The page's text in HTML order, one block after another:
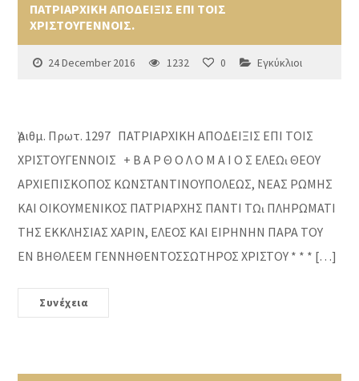
ΠΑΤΡΙΑΡΧΙΚΗ ΑΠΟΔΕΙΞΙΣ ΕΠΙ ΤΟΙΣ
ΧΡΙΣΤΟΥΓΕΝΝΟΙΣ.
24 December 2016 1232 0 Εγκύκλιοι
Ἀριθμ. Πρωτ. 1297 ΠΑΤΡΙΑΡΧΙΚΗ ΑΠΟΔΕΙΞΙΣ ΕΠΙ ΤΟΙΣ
ΧΡΙΣΤΟΥΓΕΝΝΟΙΣ + Β Α Ρ Θ Ο Λ Ο Μ Α Ι Ο Σ ΕΛΕῼ ΘΕΟΥ
ΑΡΧΙΕΠΙΣΚΟΠΟΣ ΚΩΝΣΤΑΝΤΙΝΟΥΠΟΛΕΩΣ, ΝΕΑΣ ΡΩΜΗΣ
ΚΑΙ ΟΙΚΟΥΜΕΝΙΚΟΣ ΠΑΤΡΙΑΡΧΗΣ ΠΑΝΤΙ Τῼ ΠΛΗΡΩΜΑΤΙ
ΤΗΣ ΕΚΚΛΗΣΙΑΣ ΧΑΡΙΝ, ΕΛΕΟΣ ΚΑΙ ΕΙΡΗΝΗΝ ΠΑΡΑ ΤΟΥ
ΕΝ ΒΗΘΛΕΕΜ ΓΕΝΝΗΘΕΝΤΟΣΣΩΤΗΡΟΣ ΧΡΙΣΤΟΥ * * * […]
Συνέχεια